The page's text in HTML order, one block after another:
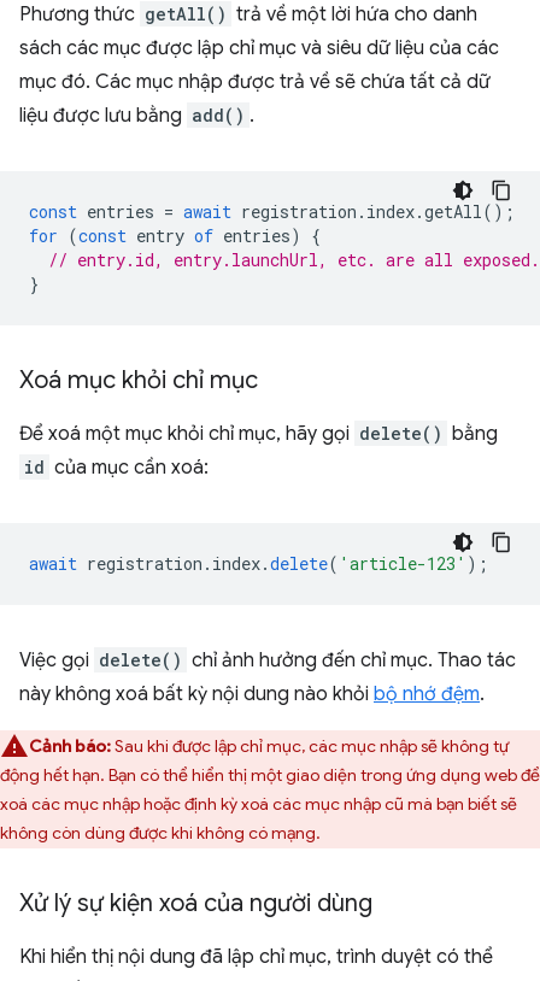
Phương thức getAll() trả về một lời hứa cho danh
sách các mục được lập chỉ mục và siêu dữ liệu của các
mục đó. Các mục nhập được trả về sẽ chứa tất cả dữ
liệu được lưu bằng add() .
const entries = await registration . index.getAll();
for (const entry of entries)
{
// entry.id, entry.launchUrl, etc. are all exposed.
}
Xoá mục khỏi chỉ mục
Để xoá một mục khỏi chỉ mục, hãy gọi delete() bằng
id của mục cần xoá:
await registration . index.delete( 'article-123' );
Việc gọi delete() chỉ ảnh hưởng đến chỉ mục. Thao tác
này không xoá bất kỳ nội dung nào khỏi bộ nhớ đệm.
Cảnh báo:Sau khi được lập chỉ mục, các mục nhập sẽ không tự
động hết hạn. Bạn có thể hiển thị một giao diện trong ứng dụng web để
xoá các mục nhập hoặc định kỳ xoá các mục nhập cũ mà bạn biết sẽ
không còn dùng được khi không có mạng.
Xử lý sự kiện xoá của người dùng
Khi hiển thị nội dung đã lập chỉ mục, trình duyệt có thể